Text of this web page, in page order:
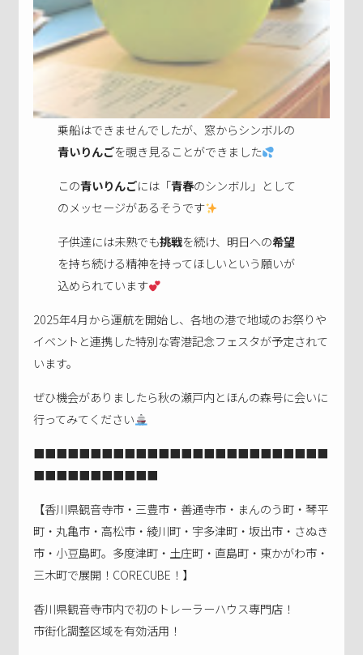
乗船はできませんでしたが、窓からシンボルの
青いりんごを覗き見ることができました
この青いりんごには「青春のシンボル」として
のメッセージがあるそうです
子供達には未熟でも挑戦を続け、明日への希望
を持ち続ける精神を持ってほしいという願いが
込められています
2025年4月から運航を開始し、各地の港で地域のお祭りや
イベントと連携した特別な寄港記念フェスタが予定されて
います。
ぜひ機会がありましたら秋の瀬戸内とほんの森号に会いに
行ってみてください
■■■■■■■■■■■■■■■■■■■■■■■■■■
■■■■■■■■■■■
【香川県観音寺市・三豊市・善通寺市・まんのう町・琴平
町・丸亀市・高松市・綾川町・宇多津町・坂出市・さぬき
市・小豆島町。多度津町・土庄町・直島町・東かがわ市・
三木町で展開！CORECUBE！】
香川県観音寺市内で初のトレーラーハウス専門店！
市街化調整区域を有効活用！